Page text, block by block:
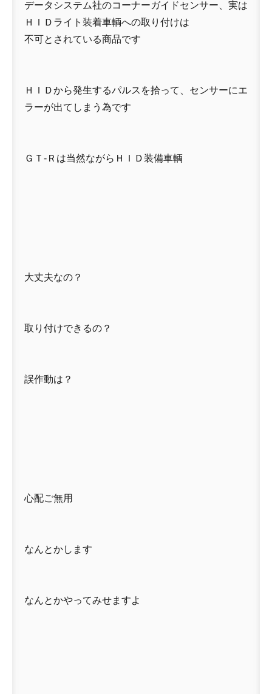
データシステム社のコーナーガイドセンサー、実は
ＨＩＤライト装着車輌への取り付けは
不可とされている商品です
ＨＩＤから発生するパルスを拾って、センサーにエ
ラーが出てしまう為です
ＧＴ-Ｒは当然ながらＨＩＤ装備車輌
大丈夫なの？
取り付けできるの？
誤作動は？
心配ご無用
なんとかします
なんとかやってみせますよ